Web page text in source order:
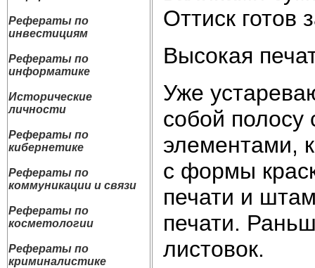
Рефераты по
инвестициям
Рефераты по
информатике
Исторические
личности
Рефераты по
кибернетике
Рефераты по
коммуникации и связи
Рефераты по
косметологии
Рефераты по
криминалистике
Оттиск готов
Высокая
Уже
собой
элементами,
с формы
печати и
печати.
листовок.